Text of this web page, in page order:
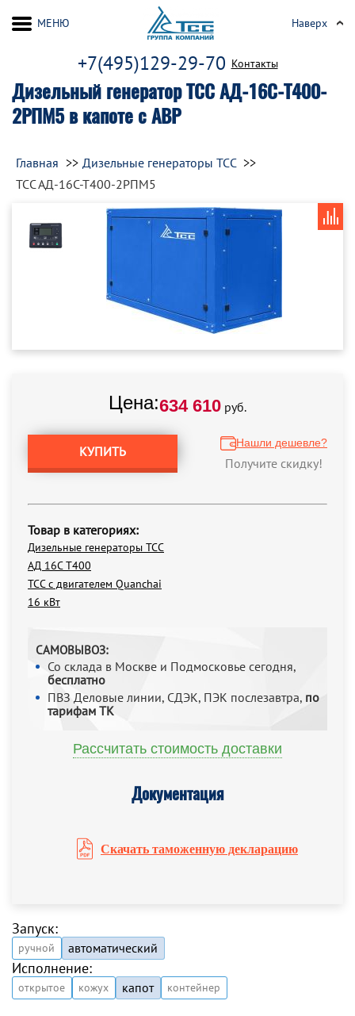
Дизельный генератор ТСС АД-16С-Т400-
2РПМ5 в капоте с АВР
+7(495)129-29-70 Контакты
МЕНЮ Наверх
Главная
Дизельные генераторы ТСС
ТСС АД-16С-Т400-2РПМ5
Цена:634 610 руб.
КУПИТЬ
Нашли дешевле?
Получите скидку!
Товар в категориях:
Дизельные генераторы ТСС
АД 16С Т400
ТСС с двигателем Quanchai
16 кВт
САМОВЫВОЗ:
Со склада в Москве и Подмосковье сегодня,
бесплатно
ПВЗ Деловые линии, СДЭК, ПЭК послезавтра, по
тарифам ТК
Рассчитать стоимость доставки
Документация
Скачать таможенную декларацию
Запуск:
ручной автоматический
Исполнение:
открытое кожух капот контейнер